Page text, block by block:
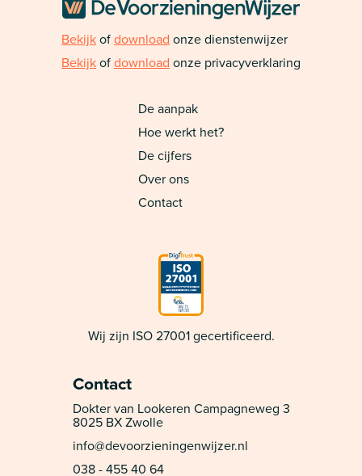
Bekijkofdownload onze dienstenwijzer
Bekijkofdownload onze privacyverklaring
Wij zijn ISO 27001 gecertificeerd.
De aanpak
Hoe werkt het?
De cijfers
Over ons
Contact
Contact
Dokter van Lookeren Campagneweg 3
8025 BX Zwolle
info@devoorzieningenwijzer.nl
038 - 455 40 64